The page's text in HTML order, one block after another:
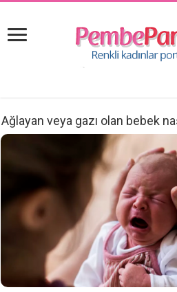
Ağlayan veya gazı olan bebek